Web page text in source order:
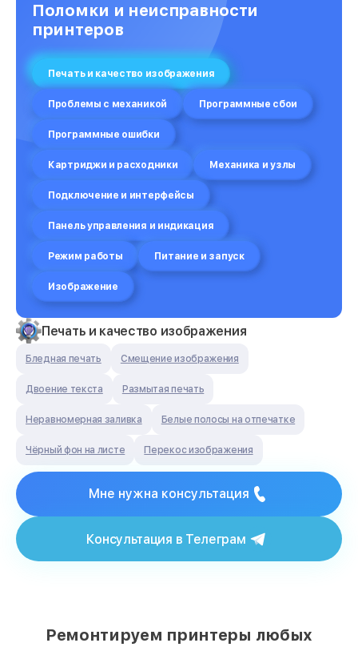
Поломки и неисправности
принтеров
Печать и качество изображения
Проблемы с механикой Программные сбои
Программные ошибки
Картриджи и расходники Механика и узлы
Подключение и интерфейсы
Панель управления и индикация
Режим работы Питание и запуск
Изображение
Печать и качество изображения
Бледная печать Смещение изображения
Двоение текста Размытая печать
Неравномерная заливка Белые полосы на отпечатке
Чёрный фон на листе Перекос изображения
Мне нужна консультация
Консультация в Телеграм
Ремонтируем принтеры любых